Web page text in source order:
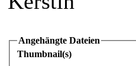
Angehängte Dateien
Thumbnail(s)